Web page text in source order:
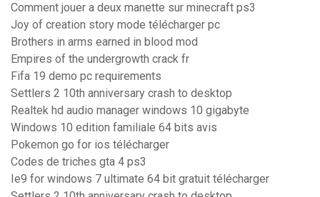
Comment jouer a deux manette sur minecraft ps3
Joy of creation story mode télécharger pc
Brothers in arms earned in blood mod
Empires of the undergrowth crack fr
Fifa 19 demo pc requirements
Settlers 2 10th anniversary crash to desktop
Realtek hd audio manager windows 10 gigabyte
Windows 10 edition familiale 64 bits avis
Pokemon go for ios télécharger
Codes de triches gta 4 ps3
Ie9 for windows 7 ultimate 64 bit gratuit télécharger